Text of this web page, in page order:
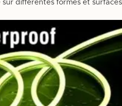
différentes formes et surfaces.